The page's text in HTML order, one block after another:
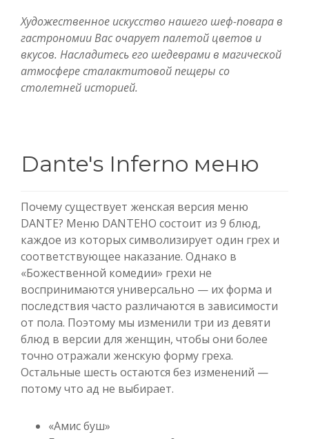
Художественное искусство нашего шеф-повара в
гастрономии Вас очарует палетой цветов и
вкусов. Насладитесь его шедеврами в магической
атмосфере сталактитовой пещеры со
столетней историей.
Dante's Inferno меню
Почему существует женская версия меню
DANTE? Меню DANTEHO состоит из 9 блюд,
каждое из которых символизирует один грех и
соответствующее наказание. Однако в
«Божественной комедии» грехи не
воспринимаются универсально — их форма и
последствия часто различаются в зависимости
от пола. Поэтому мы изменили три из девяти
блюд в версии для женщин, чтобы они более
точно отражали женскую форму греха.
Остальные шесть остаются без изменений —
потому что ад не выбирает.
«Амис буш»